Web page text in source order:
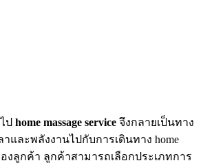
ป home massage service จึงกลายเป็นทาง
ละพลังงานไปกับการเดินทาง home
องลูกค้า ลูกค้าสามารถเลือกประเภทการ